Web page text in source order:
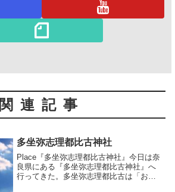
関連記事
多坐弥志理都比古神社
Place『多坐弥志理都比古神社』今日は奈
良県にある『多坐弥志理都比古神社』へ
行ってきた。多坐弥志理都比古は「おお